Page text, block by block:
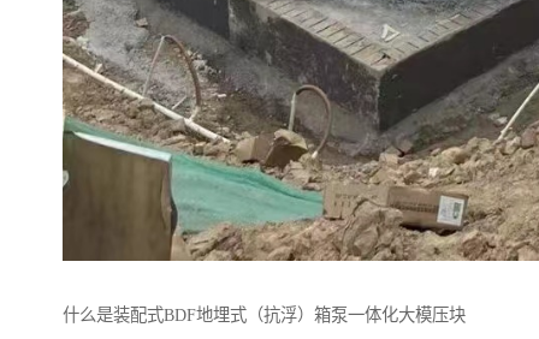
什么是装配式BDF地埋式（抗浮）箱泵一体化大模压块